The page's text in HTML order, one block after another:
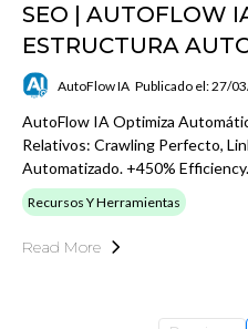
SEO | AUTOFLOW
ESTRUCTURA
AutoFlow IA Publicado el: 27/
AutoFlow IA Optimiza
Relativos: Crawling Perfecto,
Automatizado. +450% Efficiency.
Recursos Y Herramientas
Read More